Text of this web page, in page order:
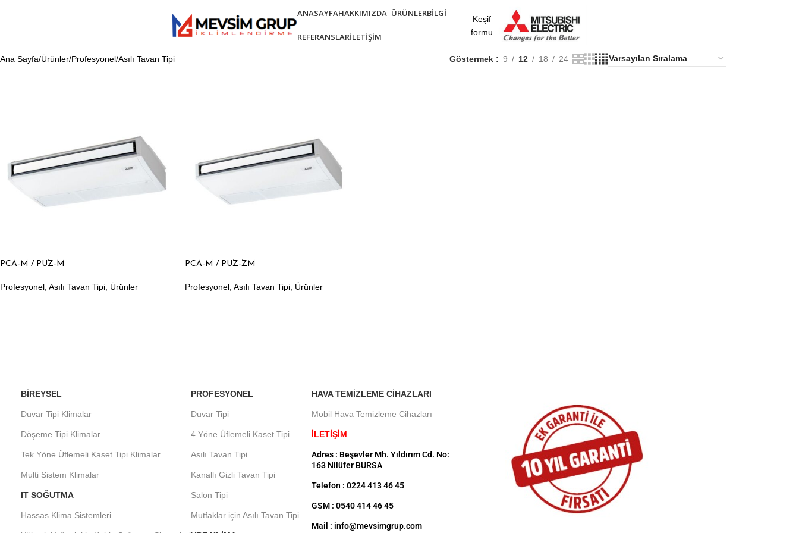
ANASAYFAHAKKIMIZDA ÜRÜNLERBILGI
REFERANSLARİLETIŞIM
Keşif
formu
Ana Sayfa Ürünler Profesyonel Asılı Tavan Tipi Göstermek 9 12 18 24
PCA-M / PUZ-M
Profesyonel Asılı Tavan Tipi Ürünler
PCA-M / PUZ-ZM
Profesyonel, Asılı Tavan Tipi, Ürünler
BIREYSEL
Duvar Tipi Klimalar
Döşeme Tipi Klimalar
Tek Yöne Üflemeli Kaset Tipi Klimalar
Multi Sistem Klimalar
IT SOĞUTMA
Hassas Klima Sistemleri
PROFESYONEL
Duvar Tipi
4 Yöne Üflemeli Kaset Tipi
Asılı Tavan Tipi
Kanallı Gizli Tavan Tipi
Salon Tipi
Mutfaklar için Asılı Tavan Tipi
HAVA TEMIZLEME CIHAZLARI
Mobil Hava Temizleme Cihazları
İLETİŞİM
Adres : Beşevler Mh. Yıldırım Cd. No:
163 Nilüfer BURSA
Telefon : 0224 413 46 45
GSM : 0540 414 46 45
Mail : info@mevsimgrup.com